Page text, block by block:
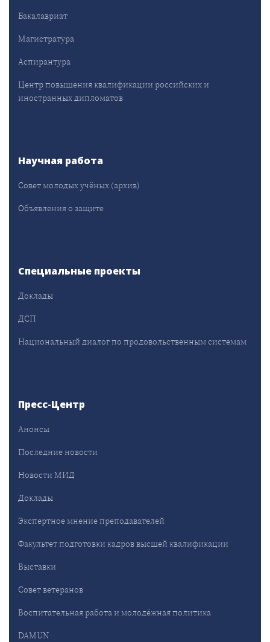
Бакалавриат
Магистратура
Аспирантура
Центр повышения квалификации российских и
иностранных дипломатов
Научная работа
Совет молодых учёных (архив)
Объявления о защите
Специальные проекты
Доклады
ДСП
Национальный диалог по продовольственным системам
Пресс-Центр
Анонсы
Последние новости
Новости МИД
Доклады
Экспертное мнение преподавателей
Факультет подготовки кадров высшей квалификации
Выставки
Совет ветеранов
Воспитательная работа и молодёжная политика
DAMUN